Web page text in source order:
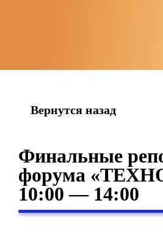
Вернутся назад
Финальные
форума
10:00 — 14:00